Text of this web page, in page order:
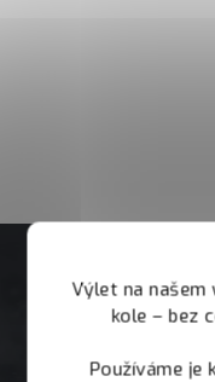
Výlet na našem
kole – bez
Používáme je